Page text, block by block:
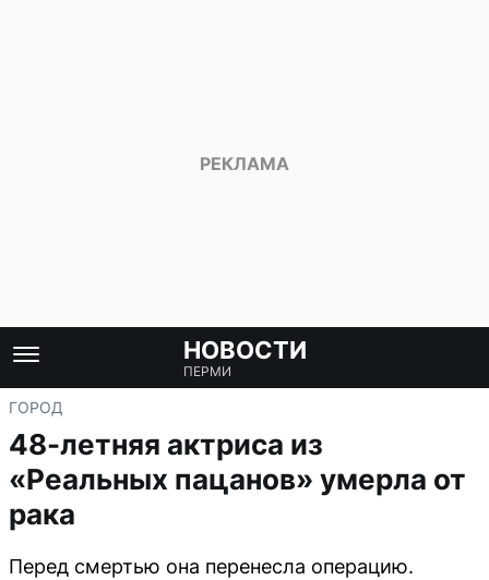
НОВОСТИ
ПЕРМИ
ГОРОД
48-летняя актриса из
«Реальных пацанов» умерла от
рака
Перед смертью она перенесла операцию.